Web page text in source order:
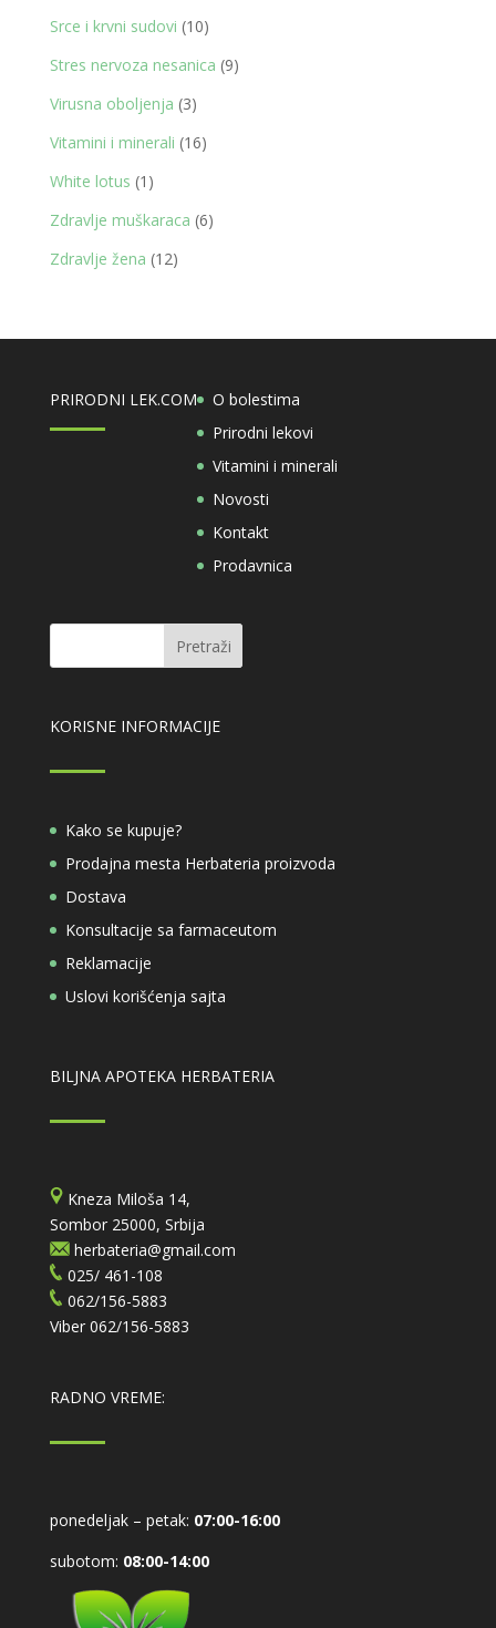
proizvod
Srce i krvni sudovi 1010
proizvoda
Stres nervoza nesanica 99
Virusna oboljenja 33
proizvoda
Vitamini i minerali 1616
White lotus 1 1
proizvod
Zdravlje muškaraca 66
Zdravlje žena 1212
PRIRODNI LEK.COM
O bolestima
Prirodni lekovi
Vitamini i minerali
Novosti
Kontakt
Prodavnica
KORISNE INFORMACIJE
Kako se kupuje?
Prodajna mesta Herbateria proizvoda
Dostava
Konsultacije sa farmaceutom
Reklamacije
Uslovi korišćenja sajta
BILJNA APOTEKA HERBATERIA
Kneza Miloša 14,
Sombor 25000, Srbija
herbateria@gmail.com
025/ 461-108
062/156-5883
Viber 062/156-5883
RADNO VREME:
ponedeljak – petak: 07:00-16:00
subotom: 08:00-14:00